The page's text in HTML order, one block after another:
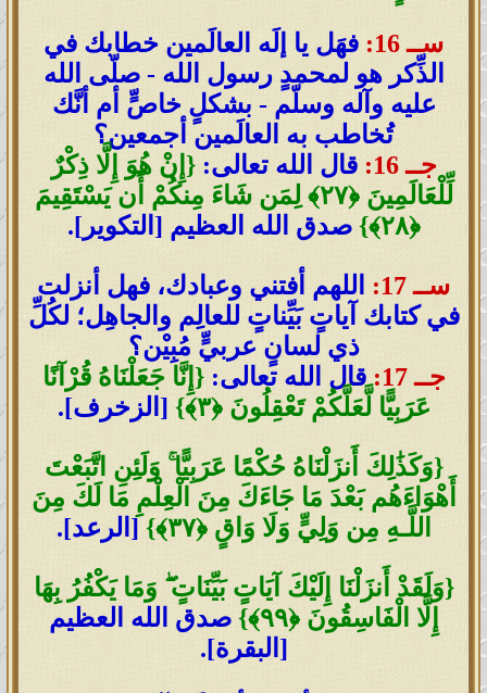
ســ 16:
فهَل يا إلَه العالَمين خطابك في
الذِّكر هو لمحمدٍ رسول الله - صلّى الله
عليه وآله وسلّم - بشكلٍ خاصٍّ أم أنَّك
تُخاطب به العالَمين أجمعين؟
جــ 16:
قال الله تعالى:{إِنْ هُوَ إِلَّا ذِكْرٌ
لِّلْعَالَمِينَ ﴿٢٧﴾ لِمَن شَاءَ مِنكُمْ أَن يَسْتَقِيمَ
﴿٢٨﴾}
صدق الله العظيم [التكوير].
ســ 17:
اللهم أفتني وعبادك، فهل أنزلت
في كتابك آياتٍ بَيِّناتٍ للعالِم والجاهِل؛ لكُلِّ
ذي لسانٍ عربيٍّ مُبِيْن؟
جــ 17:
قال الله تعالى:{إِنَّا جَعَلْنَاهُ قُرْآنًا
عَرَبِيًّا لَّعَلَّكُمْ تَعْقِلُونَ ﴿٣﴾}
[الزخرف].
{وَكَذَٰلِكَ أَنزَلْنَاهُ حُكْمًا عَرَبِيًّا ۚ وَلَئِنِ اتَّبَعْتَ
أَهْوَاءَهُم بَعْدَ مَا جَاءَكَ مِنَ الْعِلْمِ مَا لَكَ مِنَ
اللَّـهِ مِن وَلِيٍّ وَلَا وَاقٍ ﴿٣٧﴾}
[الرعد].
{وَلَقَدْ أَنزَلْنَا إِلَيْكَ آيَاتٍ بَيِّنَاتٍ ۖ وَمَا يَكْفُرُ بِهَا
إِلَّا الْفَاسِقُونَ ﴿٩٩﴾}
صدق الله العظيم
[البقرة].